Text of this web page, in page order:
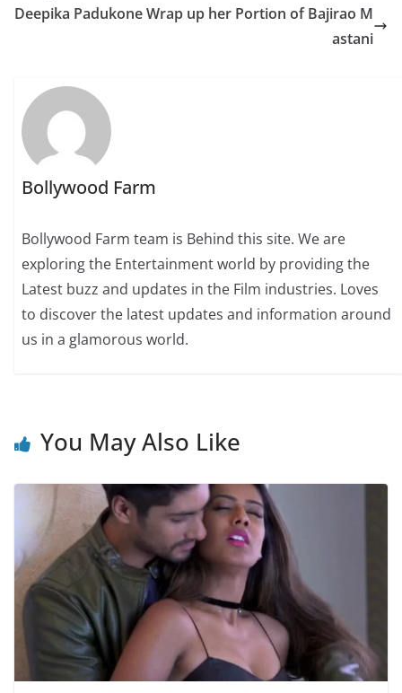
Deepika Padukone Wrap up her Portion of Bajirao M
astani
Bollywood Farm
Bollywood Farm team is Behind this site. We are
exploring the Entertainment world by providing the
Latest buzz and updates in the Film industries. Loves
to discover the latest updates and information around
us in a glamorous world.
You May Also Like